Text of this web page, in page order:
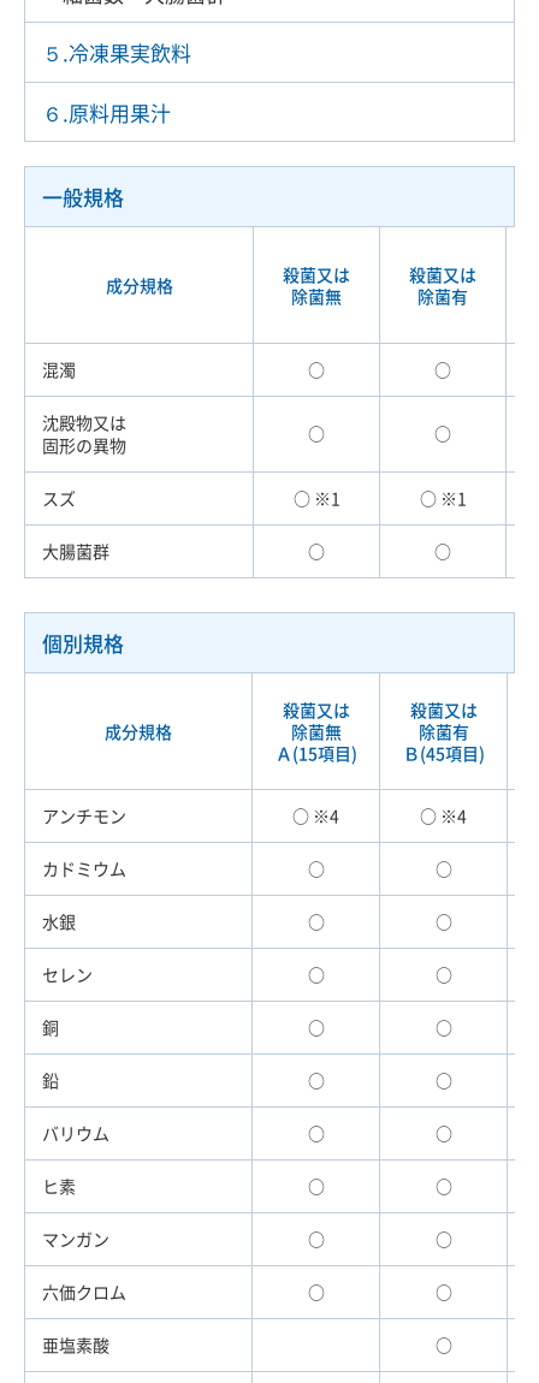
５.冷凍果実飲料
６.原料用果汁
一般規格
成分規格
殺菌又は
除菌無
殺菌又は
除菌有
混濁 ○ ○
沈殿物又は
固形の異物
○ ○
スズ ○ ※1 ○ ※1
大腸菌群 ○ ○
個別規格
成分規格
殺菌又は
除菌無
Ａ(15項目)
殺菌又は
除菌有
Ｂ(45項目)
アンチモン ○ ※4 ○ ※4
カドミウム ○ ○
水銀 ○ ○
セレン ○ ○
銅 ○ ○
鉛 ○ ○
バリウム ○ ○
ヒ素 ○ ○
マンガン ○ ○
六価クロム ○ ○
亜塩素酸 ○